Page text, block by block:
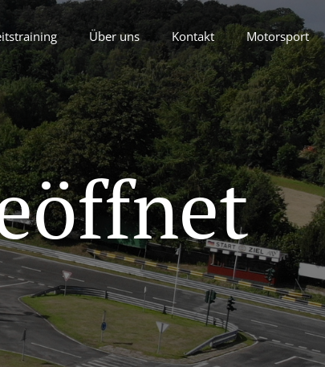
Über uns Kontakt Motorsport